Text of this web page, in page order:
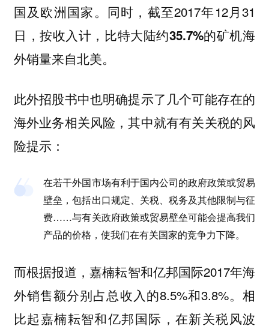
国及欧洲国家。同时，截至2017年12月31
日，按收入计， 比特大陆约35.7%的矿机海
外销量来自北美。
此外招股书中也明确提示了几个可能存在的
海外业务相关风险，其中就有有关关税的风
险提示：
在若干外国市场有利于国内公司的政府政策或贸易
壁垒，包括出口规定、关税、税务及其他限制与征
费……与有关政府政策或贸易壁垒可能会提高我们
产品的价格，使我们在有关国家的竞争力下降。
而根据报道，嘉楠耘智和亿邦国际2017年海
外销售额分别占总收入的8.5%和3.8%。相
比起嘉楠耘智和亿邦国际，在新关税风波